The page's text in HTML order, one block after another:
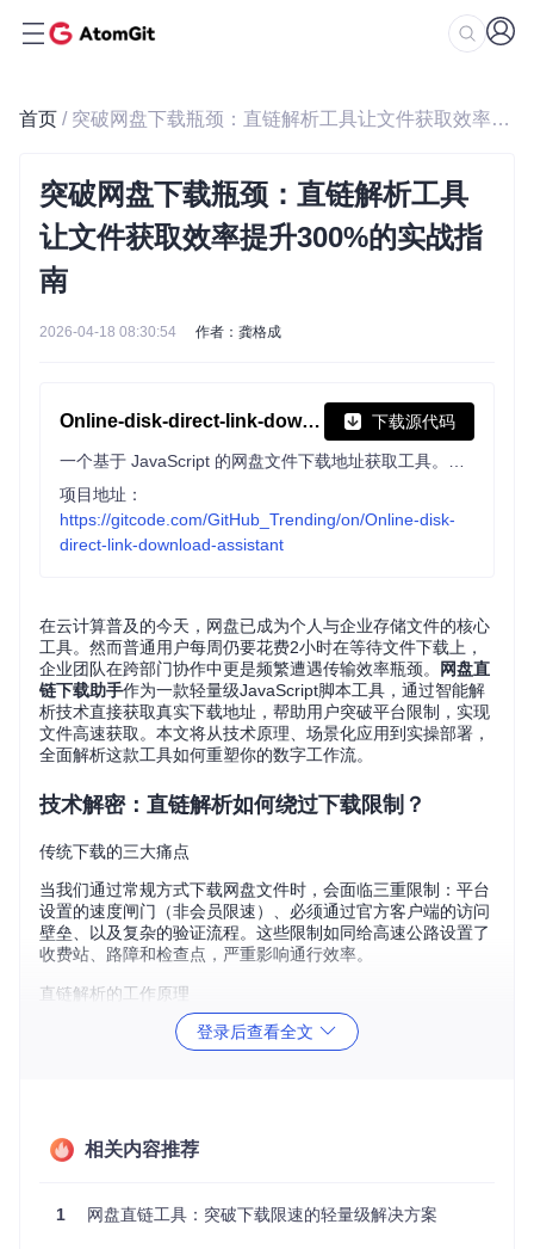
首页 / 突破网盘下载瓶颈：直链解析工具让文件获取效率提升300%的实战指南
突破网盘下载瓶颈：直链解析工具
让文件获取效率提升300%的实战指
南
2026-04-18 08:30:54 作者：龚格成
Online-disk-direct-link-download-assistant 下载源代码
项目地址：
https://gitcode.com/GitHub_Trending/on/Online-disk-
direct-link-download-assistant
在云计算普及的今天，网盘已成为个人与企业存储文件的核心
工具。然而普通用户每周仍要花费2小时在等待文件下载上，
企业团队在跨部门协作中更是频繁遭遇传输效率瓶颈。
网盘直
链下载助手作为一款轻量级JavaScript脚本工具，通过智能解
析技术直接获取真实下载地址，帮助用户突破平台限制，实现
文件高速获取。本文将从技术原理、场景化应用到实操部署，
全面解析这款工具如何重塑你的数字工作流。
技术解密：直链解析如何绕过下载限制？
传统下载的三大痛点
当我们通过常规方式下载网盘文件时，会面临三重限制：平台
设置的速度闸门（非会员限速）、必须通过官方客户端的访问
壁垒、以及复杂的验证流程。这些限制如同给高速公路设置了
收费站、路障和检查点，严重影响通行效率。
直链解析的工作原理
想象你去超市购物的过程：传统下载方式需要经过导购引导、
排队结账、出门安检等多个环节；而直链解析工具则像拥有VI
安全握手（问题溯源）
工具模拟浏览器环境与网盘服务器建立加密连接，获取文
登录后查看全文
相关内容推荐
1 网盘直链工具：突破下载限速的轻量级解决方案